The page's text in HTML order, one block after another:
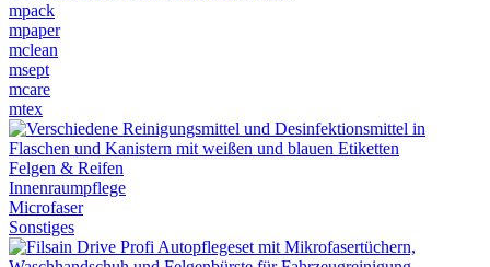
mpack
mpaper
mclean
msept
mcare
mtex
Felgen & Reifen
Innenraumpflege
Microfaser
Sonstiges